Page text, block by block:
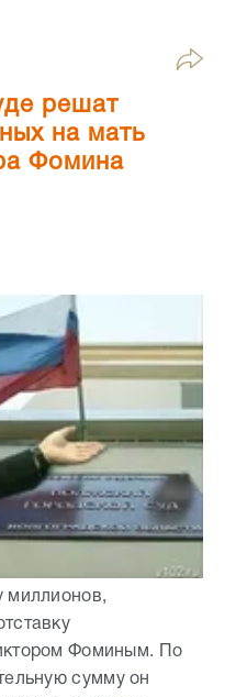
решат
на мать
Фомина
миллионов,
Фоминым. По
сумму он